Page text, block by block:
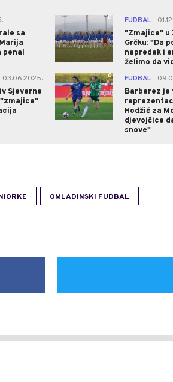
sa
penal
0 FUDBAL
"Zmajice" u
Grčku: "Da
napredak i
želimo da
03.06.2025.
Sjeverne
"zmajice"
0 FUDBAL
Barbarez je
Hodžić za
djevojčice
snove"
OMLADINSKI FUDBAL